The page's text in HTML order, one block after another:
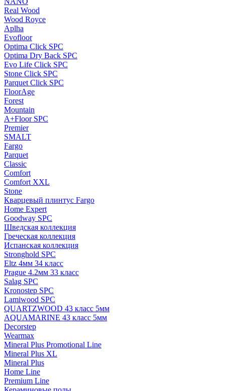
Real Wood
Wood Royce
Aplha
Evofloor
Optima Click SPC
Optima Dry Back SPC
Evo Life Click SPC
Stone Click SPC
Parquet Click SPC
FloorAge
Forest
Mountain
A+Floor SPC
Premier
SMALT
Fargo
Parquet
Classic
Comfort
Comfort XXL
Stone
Кварцевый плинтус Fargo
Home Expert
Goodway SPC
Шведская коллекция
Греческая коллекция
Испанская коллекция
Stronghold SPC
Eltz 4мм 34 класс
Prague 4.2мм 33 класс
Salag SPC
Kronostep SPC
Lamiwood SPC
QUARTZWOOD 43 класс 5мм
AQUAMARINE 43 класс 5мм
Decorstep
Wearmax
Mineral Plus Promotional Line
Mineral Plus XL
Mineral Plus
Home Line
Premium Line